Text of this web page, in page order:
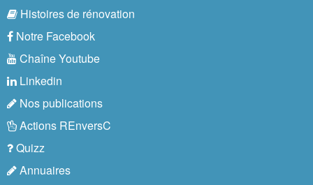
Histoires de rénovation
Notre Facebook
Chaîne Youtube
Linkedin
Nos publications
Actions REnversC
Quizz
Annuaires